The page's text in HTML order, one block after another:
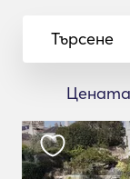
Търсене